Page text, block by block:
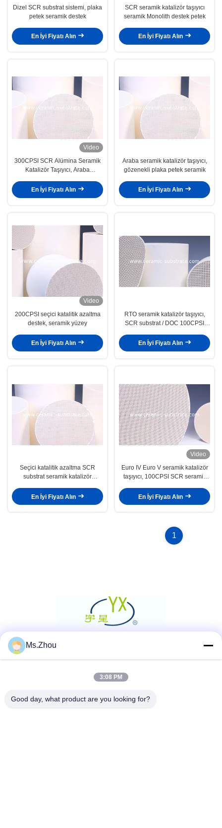
Dizel SCR substrat sistemi, plaka
petek seramik destek
En İyi Fiyatı Alın
SCR seramik katalizör taşıyıcı
seramik Monolith destek petek
En İyi Fiyatı Alın
Video
300CPSI SCR Alümina Seramik
Katalizör Taşıyıcı, Araba
En İyi Fiyatı Alın
Araba seramik katalizör taşıyıcı,
gözenekli plaka petek seramik
En İyi Fiyatı Alın
Video
200CPSI seçici katalitik azaltma
destek, seramik yüzey
En İyi Fiyatı Alın
RTO seramik katalizör taşıyıcı,
SCR substrat / DOC 100CPSI
En İyi Fiyatı Alın
Seçici katalitik azaltma SCR
substrat seramik katalizör
En İyi Fiyatı Alın
Video
Euro IV Euro V seramik katalizör
taşıyıcı, 100CPSI SCR seramik
En İyi Fiyatı Alın
1
Hızlı iletişim
Ms.Zhou
3:08 PM
Good day, what product are you looking for?